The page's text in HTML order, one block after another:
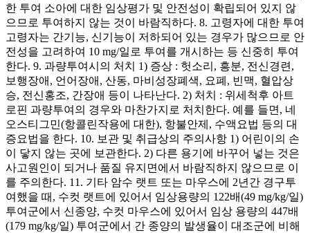
한 투여 소아에 대한 임상평가 및 안전성이 확립되어 있지 않
으므로 투여하지 않는 것이 바람직하다. 8. 고령자에 대한 투여
고령자는 간기능, 신기능이 저하되어 있는 경우가 많으므로 안
전성을 고려하여 10 mg/일로 투여를 개시하는 등 신중히 투여
한다. 9. 과량투여시의 처치 1) 증상 : 헛소리, 흥분, 전신경련,
보행장애, 언어장애, 산동, 마비성장폐색, 요폐, 빈맥, 혈압상
승, 전신홍조, 간장애 등이 나타난다. 2) 처치 : 위세척후 아트
로핀 과량투여의 경우와 마찬가지로 처치한다. 예를 들면, 네
오스티그민(항콜린작용에 대한), 항불안제, 수액요법 등의 대
증요법을 한다. 10. 보관 및 취급상의 주의사항 1) 어린이의 손
이 닿지 않는 곳에 보관한다. 2) 다른 용기에 바꾸어 넣는 것은
사고원인이 되거나 품질 유지면에서 바람직하지 않으므로 이
를 주의한다. 11. 기타 암수 랫트 또는 마우스에 2년간 경구투
여했을 때, 수컷 랫트에 있어서 임상용량의 122배(49 mg/kg/일)
투여군에서 신종양, 수컷 마우스에 있어서 임상 용량의 447배
(179 mg/kg/일) 투여군에서 간 종양의 발생율이 대조군에 비해